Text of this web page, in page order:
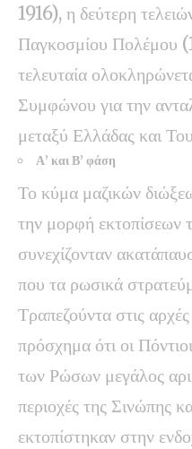
1916), η δεύτερη
Παγκοσμίου Πολέμου
τελευταία
Συμφώνου για την
μεταξύ Ελλάδας και
Α’ και Β’ φάση
Το κύμα μαζικών
την μορφή εκτοπίσεων
συνεχίζονταν
που τα ρωσικά
Τραπεζούντα στις
πρόσχημα ότι οι
των Ρώσων μεγάλος
περιοχές της Σινώπης
εκτοπίστηκαν στην